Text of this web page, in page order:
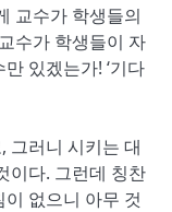
교수가 학생들의
수가 학생들이 자
있겠는가! ‘기다
그러니 시키는 대
이다. 그런데 칭찬
없으니 아무 것